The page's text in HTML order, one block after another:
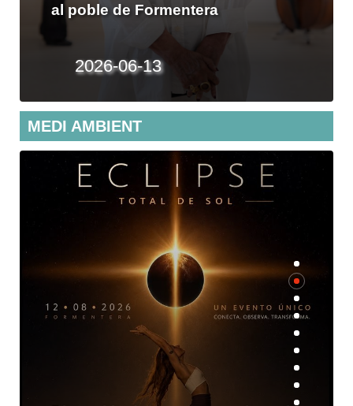
exposició a Formentera
2026-02-23
MEDI AMBIENT